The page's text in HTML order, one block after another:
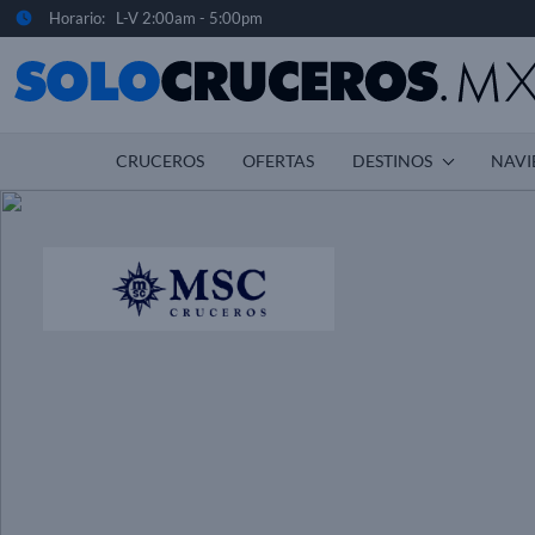
Horario: L-V 2:00am - 5:00pm
CRUCEROS OFERTAS DESTINOS